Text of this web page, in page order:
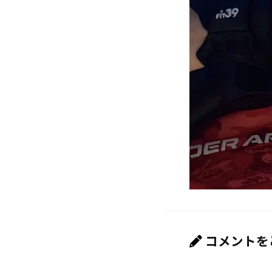
コメント